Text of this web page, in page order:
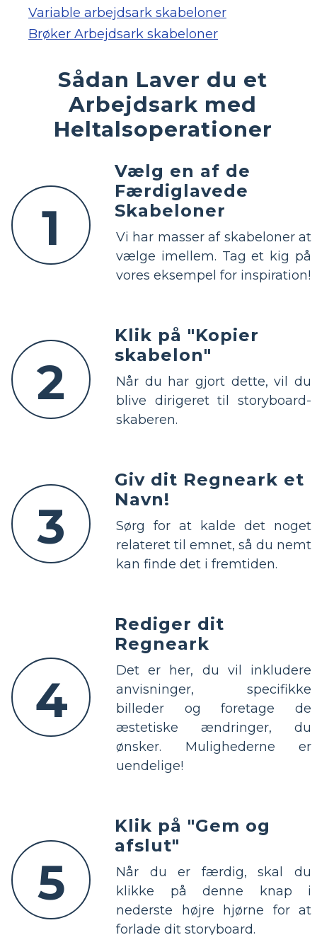
Variable arbejdsark skabeloner
Brøker Arbejdsark skabeloner
Sådan Laver du et
Arbejdsark med
Heltalsoperationer
1
Vælg en af ​​de
Færdiglavede
Skabeloner
Vi har masser af skabeloner at
vælge imellem. Tag et kig på
vores eksempel for inspiration!
2
Klik på "Kopier
skabelon"
Når du har gjort dette, vil du
blive dirigeret til storyboard-
skaberen.
3
Giv dit Regneark et
Navn!
Sørg for at kalde det noget
relateret til emnet, så du nemt
kan finde det i fremtiden.
4
Rediger dit
Regneark
Det er her, du vil inkludere
anvisninger, specifikke
billeder og foretage de
æstetiske ændringer, du
ønsker. Mulighederne er
uendelige!
5
Klik på "Gem og
afslut"
Når du er færdig, skal du
klikke på denne knap i
nederste højre hjørne for at
forlade dit storyboard.